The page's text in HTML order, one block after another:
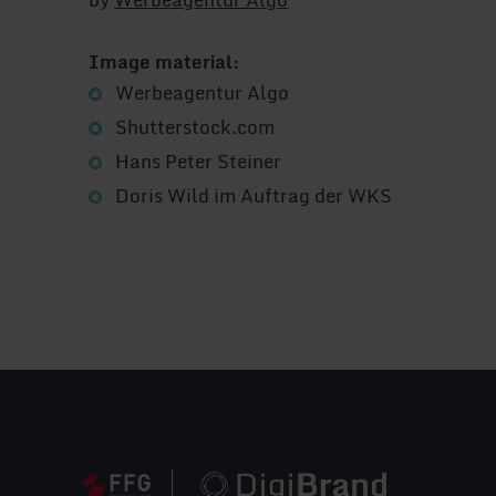
Image material:
Werbeagentur Algo
Shutterstock.com
Hans Peter Steiner
Doris Wild im Auftrag der WKS